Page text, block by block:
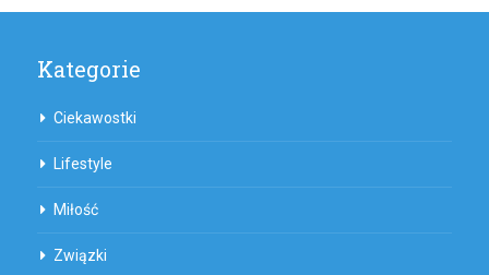
Kategorie
Ciekawostki
Lifestyle
Miłość
Związki